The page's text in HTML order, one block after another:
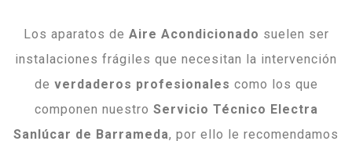
Los aparatos de Aire Acondicionado suelen ser
instalaciones frágiles que necesitan la intervención
de verdaderos profesionales como los que
componen nuestro Servicio Técnico Electra
Sanlúcar de Barrameda, por ello le recomendamos